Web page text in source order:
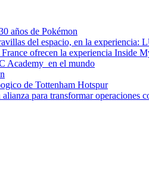
años de Pokémon
del espacio, en la experiencia:
ofrecen la experiencia Inside
Academy en el mundo
de Tottenham Hotspur
para transformar operaciones